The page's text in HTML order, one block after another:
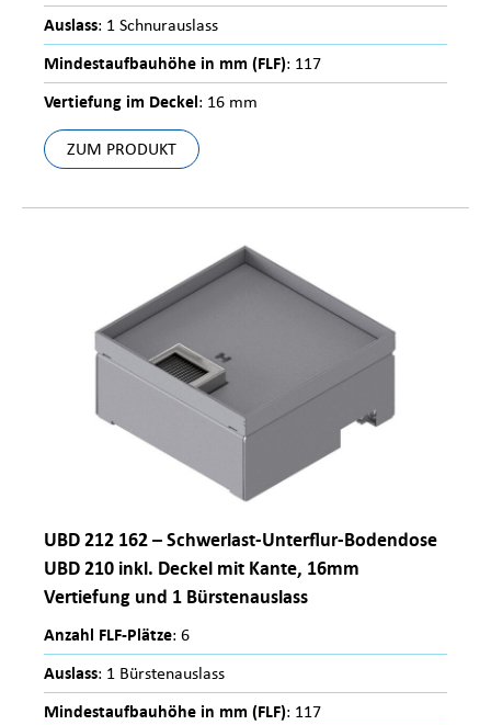
Auslass: 1 Schnurauslass
Mindestaufbauhöhe in mm (FLF): 117
Vertiefung im Deckel: 16 mm
ZUM PRODUKT
UBD 212 162 – Schwerlast-Unterflur-Bodendose
UBD 210 inkl. Deckel mit Kante, 16mm
Vertiefung und 1 Bürstenauslass
Anzahl FLF-Plätze: 6
Auslass: 1 Bürstenauslass
Mindestaufbauhöhe in mm (FLF): 117